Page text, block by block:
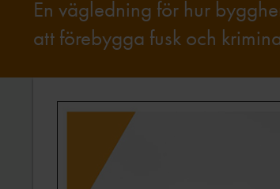
En vägledning för hur
att förebygga fusk och